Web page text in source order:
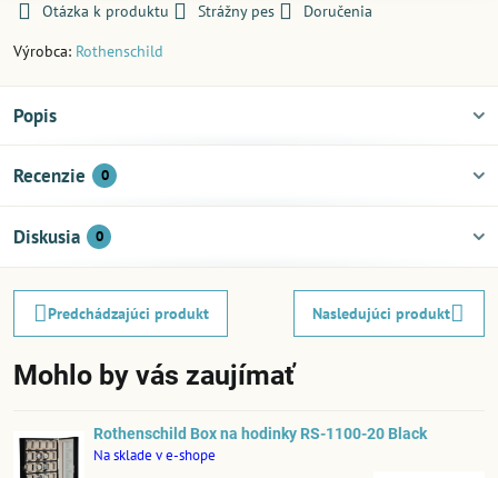
Otázka k produktu Strážny pes
Doručenia
Výrobca: Rothenschild
Popis
Recenzie 0
Diskusia 0
Predchádzajúci produkt Nasledujúci produkt
Mohlo by vás zaujímať
Rothenschild Box na hodinky RS-1100-20 Black
Na sklade v e-shope